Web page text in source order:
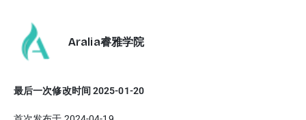
Aralia睿雅学院
最后一次修改时间 2025-01-20